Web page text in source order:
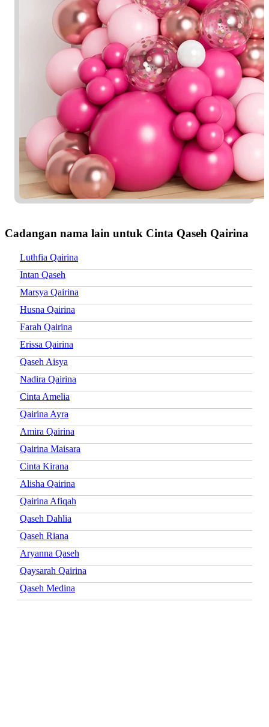
Cadangan nama lain untuk Cinta Qaseh Qairina
Luthfia Qairina
Intan Qaseh
Marsya Qairina
Husna Qairina
Farah Qairina
Erissa Qairina
Qaseh Aisya
Nadira Qairina
Cinta Amelia
Qairina Ayra
Amira Qairina
Qairina Maisara
Cinta Kirana
Alisha Qairina
Qairina Afiqah
Qaseh Dahlia
Qaseh Riana
Aryanna Qaseh
Qaysarah Qairina
Qaseh Medina